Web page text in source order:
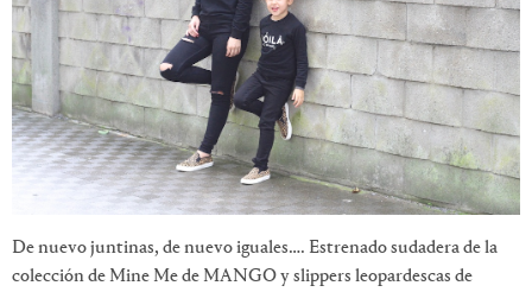
De nuevo juntinas, de nuevo iguales…. Estrenado sudadera de la
colección de Mine Me de MANGO y slippers leopardescas de